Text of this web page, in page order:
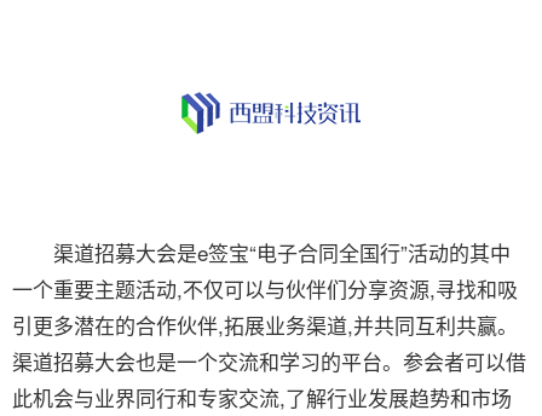
渠道招募大会是e签宝“电子合同全国行”活动的其中
一个重要主题活动,不仅可以与伙伴们分享资源,寻找和吸
引更多潜在的合作伙伴,拓展业务渠道,并共同互利共赢。
渠道招募大会也是一个交流和学习的平台。参会者可以借
此机会与业界同行和专家交流,了解行业发展趋势和市场